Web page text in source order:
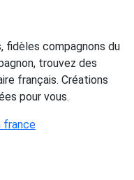
fidèles compagnons du
trouvez des
français. Créations
pour vous.
france